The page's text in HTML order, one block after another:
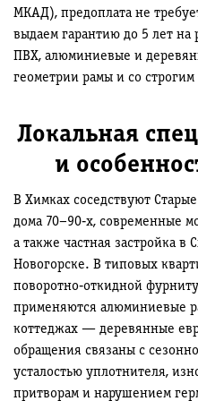
МКАД), предоплата не
выдаем гарантию до 5 лет
ПВХ, алюминиевые и
геометрии рамы и со
Локальная
и
В Химках соседствуют
дома 70–90‑х, современные
а также частная застройка в
Новогорске. В типовых
поворотно‑откидной
применяются алюминиевые
коттеджах — деревянные
обращения связаны с
усталостью уплотнителя,
притворам и нарушением